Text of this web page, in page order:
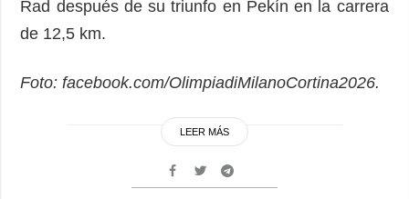
Rad después de su triunfo en Pekín en la carrera
de 12,5 km.
Foto: facebook.com/OlimpiadiMilanoCortina2026.
LEER MÁS